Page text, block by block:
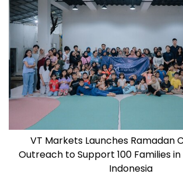
VT Markets Launches Ramadan
Outreach to Support 100 Families
Indonesia